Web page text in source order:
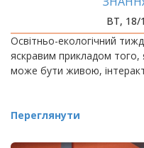
ВТ, 18/
Освітньо-екологічний
яскравим прикладом того,
може бути живою,
Переглянути